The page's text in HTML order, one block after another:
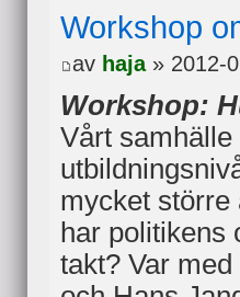
Workshop
av haja» 2012-
Workshop:
Vårt
mycket större
har politikens
takt? Var